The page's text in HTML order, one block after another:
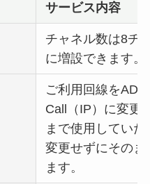
サービス内容
チャネル数は8チ
に増設できます。
ご利用回線を
Call（IP）に変更
まで使用してい
変更せずにそのま
ます。